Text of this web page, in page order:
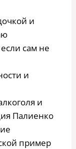
и
сам не
и
и
Палиенко
пример